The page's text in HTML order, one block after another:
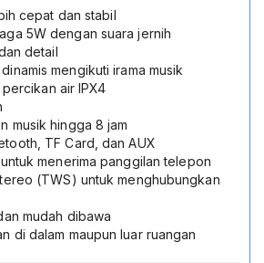
cepat dan stabil
5W dengan suara jernih
detail
dinamis mengikuti irama musik
air IPX4
musik hingga 8 jam
TF Card, dan AUX
menerima panggilan telepon
(TWS) untuk menghubungkan
mudah dibawa
di dalam maupun luar ruangan